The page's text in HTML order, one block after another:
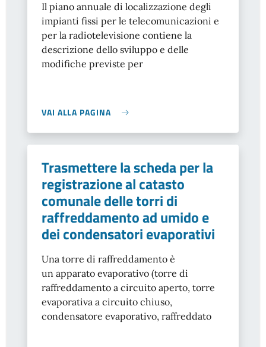
Il piano annuale di localizzazione degli
impianti fissi per le telecomunicazioni e
per la radiotelevisione contiene la
descrizione dello sviluppo e delle
modifiche previste per
VAI ALLA PAGINA
Trasmettere la scheda per la
registrazione al catasto
comunale delle torri di
raffreddamento ad umido e
dei condensatori evaporativi
Una torre di raffreddamento è
un apparato evaporativo (torre di
raffreddamento a circuito aperto, torre
evaporativa a circuito chiuso,
condensatore evaporativo, raffreddato